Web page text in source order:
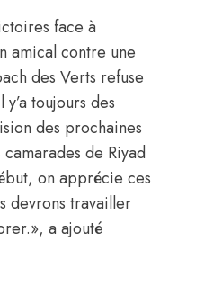
face à
amical contre une
des Verts refuse
toujours des
des prochaines
de Riyad
on apprécie ces
devrons travailler
a ajouté